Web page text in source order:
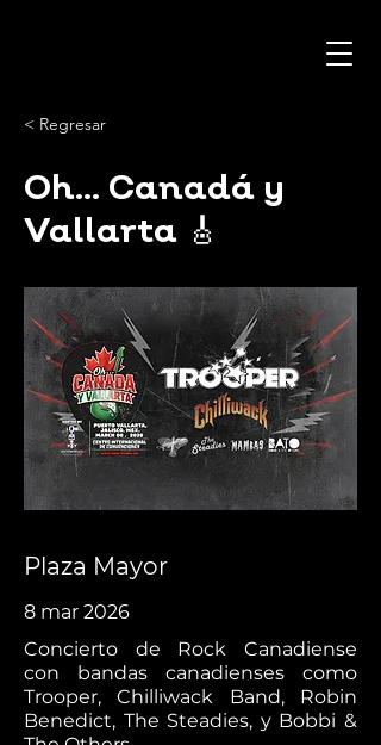
< Regresar
Oh... Canadá y
Vallarta 🎸
Plaza Mayor
8 mar 2026
Concierto de Rock Canadiense
con bandas canadienses como
Trooper, Chilliwack Band, Robin
Benedict, The Steadies, y Bobbi &